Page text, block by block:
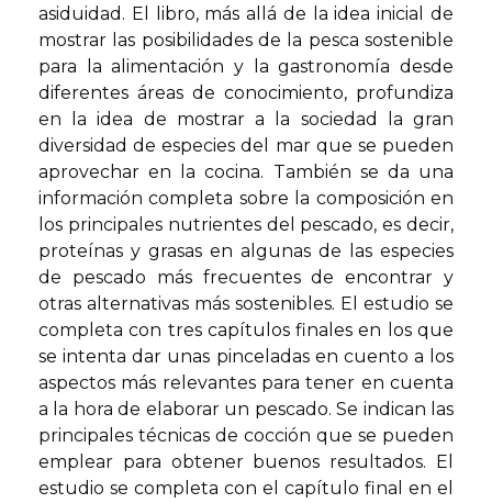
asiduidad. El libro, más allá de la idea inicial de
mostrar las posibilidades de la pesca sostenible
para la alimentación y la gastronomía desde
diferentes áreas de conocimiento, profundiza
en la idea de mostrar a la sociedad la gran
diversidad de especies del mar que se pueden
aprovechar en la cocina. También se da una
información completa sobre la composición en
los principales nutrientes del pescado, es decir,
proteínas y grasas en algunas de las especies
de pescado más frecuentes de encontrar y
otras alternativas más sostenibles. El estudio se
completa con tres capítulos finales en los que
se intenta dar unas pinceladas en cuento a los
aspectos más relevantes para tener en cuenta
a la hora de elaborar un pescado. Se indican las
principales técnicas de cocción que se pueden
emplear para obtener buenos resultados. El
estudio se completa con el capítulo final en el